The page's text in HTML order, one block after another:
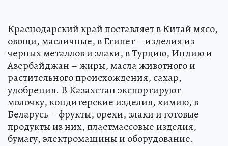
Краснодарский край поставляет в Китай мясо,
овощи, масличные, в Египет – изделия из
черных металлов и злаки, в Турцию, Индию и
Азербайджан – жиры, масла животного и
растительного происхождения, сахар,
удобрения. В Казахстан экспортируют
молочку, кондитерские изделия, химию, в
Беларусь – фрукты, орехи, злаки и готовые
продукты из них, пластмассовые изделия,
бумагу, электромашины и оборудование.